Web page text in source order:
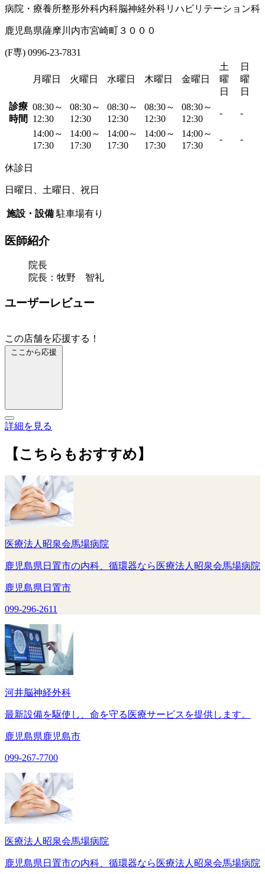
病院・療養所整形外科内科脳神経外科リハビリテーション科
鹿児島県薩摩川内市宮崎町３０００
(F専) 0996-23-7831
月曜日 火曜日 水曜日 木曜日 金曜日
土
曜
日
日
曜
日
診療
時間
08:30～
12:30
08:30～
12:30
08:30～
12:30
08:30～
12:30
08:30～
12:30
- -
14:00～
17:30
14:00～
17:30
14:00～
17:30
14:00～
17:30
14:00～
17:30
- -
休診日
日曜日、土曜日、祝日
施設・設備 駐車場有り
医師紹介
院長
院長：牧野 智礼
ユーザーレビュー
この店舗を応援する！
ここから応援
詳細を見る
【こちらもおすすめ】
医療法人昭泉会馬場病院
鹿児島県日置市の内科、循環器なら医療法人昭泉会馬場病院
鹿児島県日置市
099-296-2611
河井脳神経外科
最新設備を駆使し、命を守る医療サービスを提供します。
鹿児島県鹿児島市
099-267-7700
医療法人昭泉会馬場病院
鹿児島県日置市の内科、循環器なら医療法人昭泉会馬場病院